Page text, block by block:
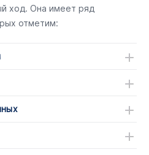
ход. Она имеет ряд
отметим: